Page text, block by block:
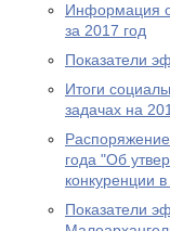
Информация
за 2017 год
Показатели
Итоги
задачах на
года "Об
конкуренции
Показатели